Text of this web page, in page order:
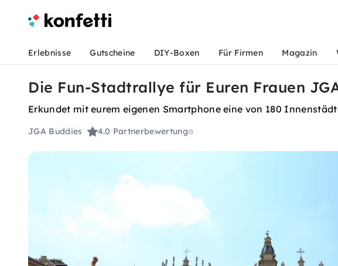
Erlebnisse Gutscheine DIY-Boxen Für Firmen Magazin
Die Fun-Stadtrallye für Euren Frauen
Erkundet mit eurem eigenen Smartphone eine von 180
JGA Buddies 4.0 Partnerbewertung